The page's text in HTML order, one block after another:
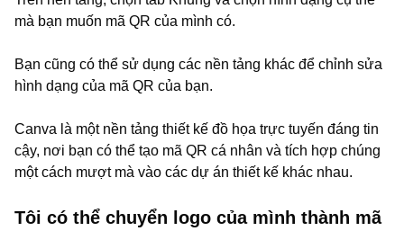
mà bạn muốn mã QR của mình có.
Bạn cũng có thể sử dụng các nền tảng khác để chỉnh sửa
hình dạng của mã QR của bạn.
Canva là một nền tảng thiết kế đồ họa trực tuyến đáng tin
cậy, nơi bạn có thể tạo mã QR cá nhân và tích hợp chúng
một cách mượt mà vào các dự án thiết kế khác nhau.
Tôi có thể chuyển logo của mình thành mã